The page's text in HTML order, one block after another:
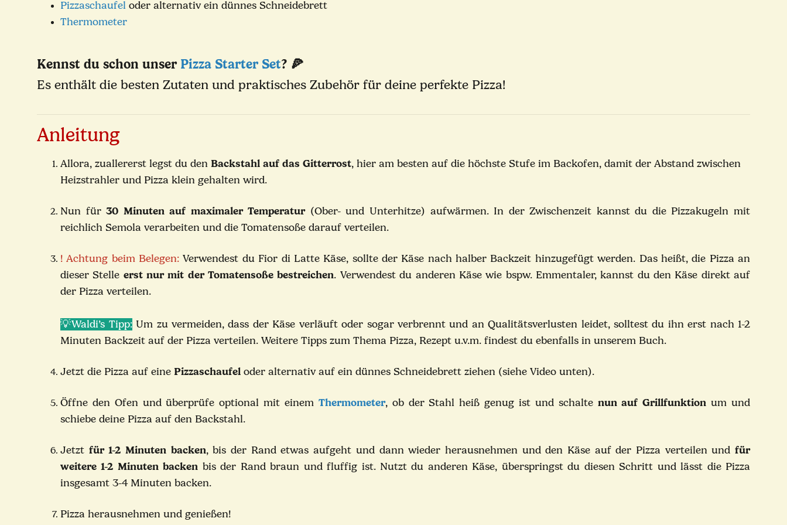
Pizzaschaufel oder alternativ ein dünnes Schneidebrett
Thermometer
Kennst du schon unser Pizza Starter Set? 🍕
Es enthält die besten Zutaten und praktisches Zubehör für deine perfekte Pizza!
Anleitung
Allora, zuallererst legst du den Backstahl auf das Gitterrost, hier am besten auf die höchste Stufe im Backofen, damit der Abstand zwischen
Heizstrahler und Pizza klein gehalten wird.
Nun für30 Minuten auf maximaler Temperatur(Ober- und Unterhitze) aufwärmen. In der Zwischenzeit kannst du die Pizzakugeln mit
reichlich Semola verarbeiten und die Tomatensoße darauf verteilen.
! Achtung beim Belegen: Verwendest du Fior di Latte Käse, sollte der Käse nach halber Backzeit hinzugefügt werden. Das heißt, die Pizza an
dieser Stelle erst nur mit der Tomatensoße bestreichen. Verwendest du anderen Käse wie bspw. Emmentaler, kannst du den Käse direkt auf
der Pizza verteilen.
💡Waldi’s Tipp: Um zu vermeiden, dass der Käse verläuft oder sogar verbrennt und an Qualitätsverlusten leidet, solltest du ihn erst nach 1-2
Minuten Backzeit auf der Pizza verteilen. Weitere Tipps zum Thema Pizza, Rezept u.v.m. findest du ebenfalls in unserem Buch.
Jetzt die Pizza auf eine Pizzaschaufel oder alternativ auf ein dünnes Schneidebrett ziehen (siehe Video unten).
Öffne den Ofen und überprüfe optional mit einem Thermometer, ob der Stahl heiß genug ist und schalte nun auf Grillfunktion um und
schiebe deine Pizza auf den Backstahl.
Jetzt für 1-2 Minuten backen, bis der Rand etwas aufgeht und dann wieder herausnehmen und den Käse auf der Pizza verteilen undfür
weitere 1-2 Minuten backen bis der Rand braun und fluffig ist. Nutzt du anderen Käse, überspringst du diesen Schritt und lässt die Pizza
insgesamt 3-4 Minuten backen.
Pizza herausnehmen und genießen!